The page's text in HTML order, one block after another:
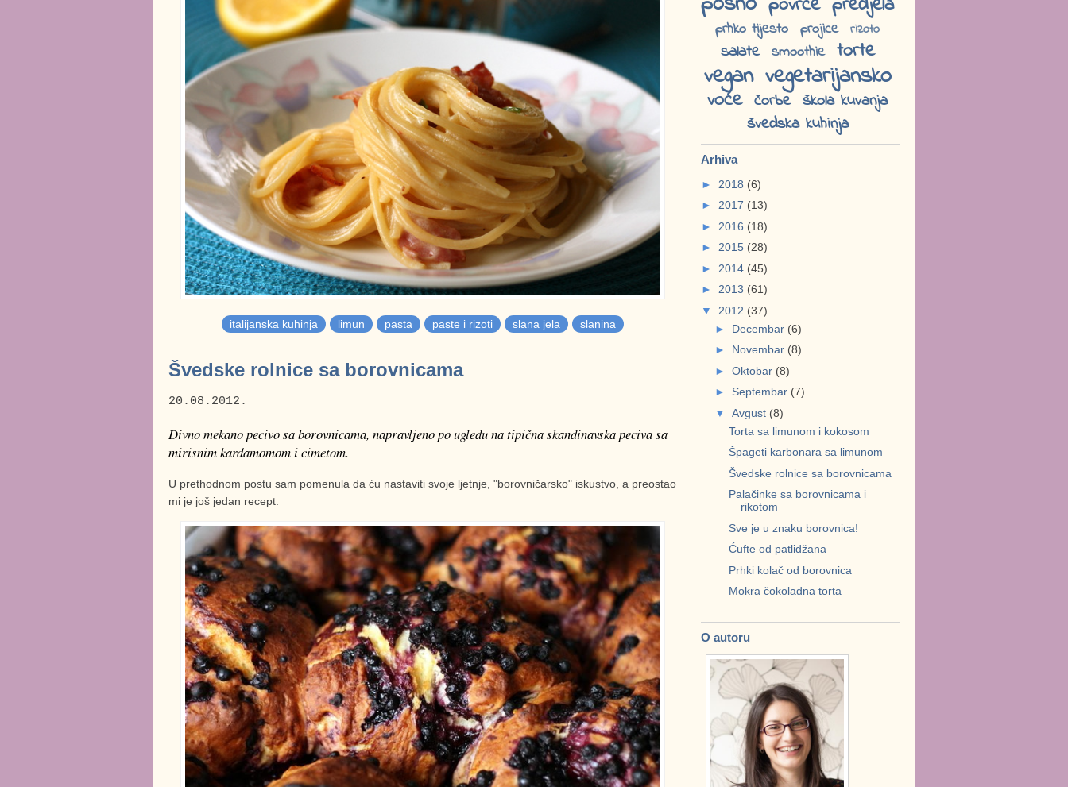
italijanska kuhinja limun pasta paste i rizoti slana jela slanina
Švedske rolnice sa borovnicama
20.08.2012.
Divno mekano pecivo sa borovnicama, napravljeno po ugledu na tipična skandinavska peciva sa
mirisnim kardamomom i cimetom.
U prethodnom postu sam pomenula da ću nastaviti svoje ljetnje, "borovničarsko" iskustvo, a preostao
mi je još jedan recept.
prhko tijesto projice rizoto
salate smoothie torte
vegan vegetarijansko
voće čorbe škola kuvanja
švedska kuhinja
Arhiva
► 2018 (6)
► 2017 (13)
► 2016 (18)
► 2015 (28)
► 2014 (45)
► 2013 (61)
▼ 2012 (37)
► Decembar (6)
► Novembar (8)
► Oktobar (8)
► Septembar (7)
▼ Avgust (8)
Torta sa limunom i kokosom
Špageti karbonara sa limunom
Švedske rolnice sa borovnicama
Palačinke sa borovnicama i
rikotom
Sve je u znaku borovnica!
Ćufte od patlidžana
Prhki kolač od borovnica
Mokra čokoladna torta
O autoru